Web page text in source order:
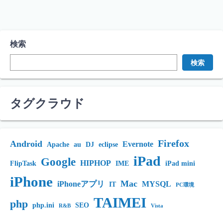
検索
検索
タグクラウド
Android Apache au DJ eclipse Evernote Firefox
FlipTask Google HIPHOP IME iPad iPad mini
iPhone iPhoneアプリ IT Mac MYSQL PC環境
php php.ini R&B SEO TAIMEI Vista